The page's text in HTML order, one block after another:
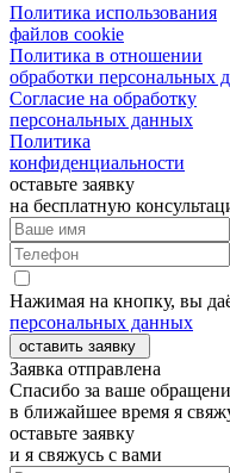
Политика использования
файлов cookie
Политика в отношении
обработки персональных
Согласие на обработку
персональных данных
Политика
конфиденциальности
оставьте заявку
на бесплатную
Нажимая на кнопку, вы
персональных данных
оставить заявку
Заявка отправлена
Спасибо за ваше
в ближайшее время я
оставьте заявку
и я свяжусь с вами